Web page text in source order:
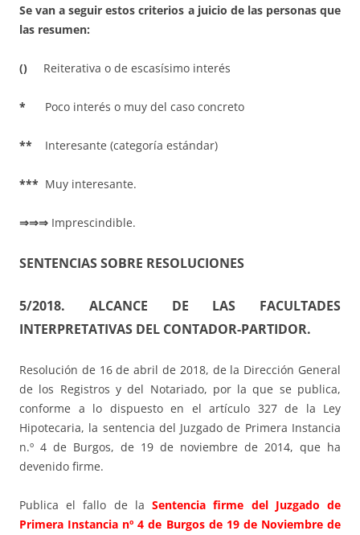
Se van a seguir estos criterios a juicio de las personas que
las resumen:
() Reiterativa o de escasísimo interés
* Poco interés o muy del caso concreto
** Interesante (categoría estándar)
*** Muy interesante.
⇒⇒⇒ Imprescindible.
SENTENCIAS SOBRE RESOLUCIONES
5/2018. ALCANCE DE LAS FACULTADES
INTERPRETATIVAS DEL CONTADOR-PARTIDOR.
Resolución de 16 de abril de 2018, de la Dirección General
de los Registros y del Notariado, por la que se publica,
conforme a lo dispuesto en el artículo 327 de la Ley
Hipotecaria, la sentencia del Juzgado de Primera Instancia
n.º 4 de Burgos, de 19 de noviembre de 2014, que ha
devenido firme.
Publica el fallo de laSentencia firme del Juzgado de
Primera Instancia nº 4 de Burgos de 19 de Noviembre de